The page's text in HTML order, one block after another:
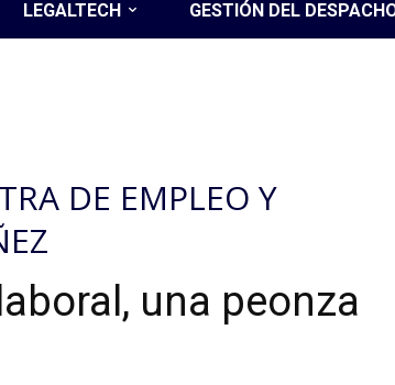
LEGALTECH GESTIÓN DEL
DE EMPLEO Y
una peonza